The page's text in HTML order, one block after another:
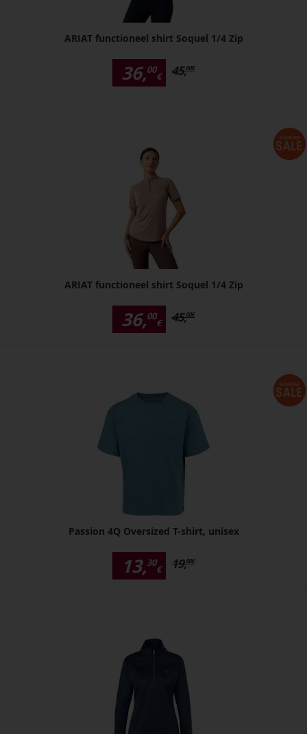
ARIAT functioneel shirt Soquel 1/4 Zip
36,00
€ 45,00€
ARIAT functioneel shirt Soquel 1/4 Zip
36,00
€ 45,00€
Passion 4Q Oversized T-shirt, unisex
13,30
€ 19,00€